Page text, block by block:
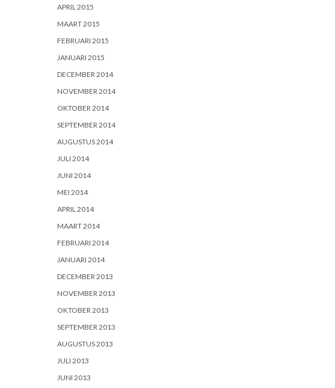
APRIL 2015
MAART 2015
FEBRUARI 2015
JANUARI 2015
DECEMBER 2014
NOVEMBER 2014
OKTOBER 2014
SEPTEMBER 2014
AUGUSTUS 2014
JULI 2014
JUNI 2014
MEI 2014
APRIL 2014
MAART 2014
FEBRUARI 2014
JANUARI 2014
DECEMBER 2013
NOVEMBER 2013
OKTOBER 2013
SEPTEMBER 2013
AUGUSTUS 2013
JULI 2013
JUNI 2013